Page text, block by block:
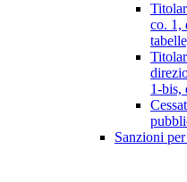
co. 1,
1-bis,
Sanzioni